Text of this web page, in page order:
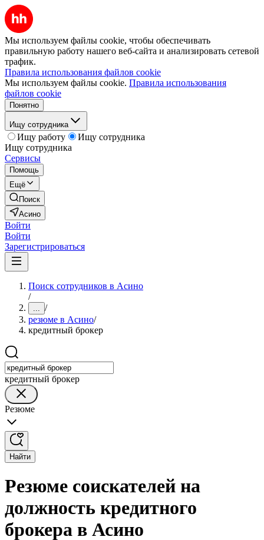
Мы используем файлы cookie, чтобы обеспечивать
правильную работу нашего веб-сайта и анализировать сетевой
трафик.
Правила использования файлов cookie
Мы используем файлы cookie. Правила использования
файлов cookie
Понятно
Ищу сотрудника
Ищу работу
Ищу сотрудника
Ищу сотрудника
Сервисы
Помощь
Ещё
Поиск
Асино
Войти
Войти
Зарегистрироваться
Поиск сотрудников в Асино
/
... /
резюме в Асино/
кредитный брокер
кредитный брокер
Резюме
Найти
Резюме соискателей на
должность кредитного
брокера в Асино